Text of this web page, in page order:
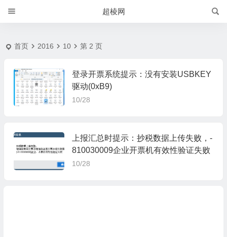
超棱网
首页 2016 10 第 2 页
登录开票系统提示：没有安装USBKEY
驱动(0xB9)
10/28
上报汇总时提示：抄税数据上传失败，-
810030009企业开票机有效性验证失败
10/28